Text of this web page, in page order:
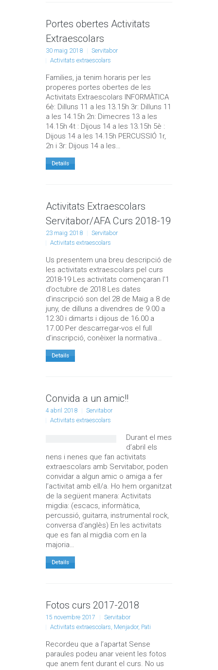
Portes obertes Activitats
Extraescolars
30 maig 2018
Servitabor
Activitats extraescolars
Families, ja tenim horaris per les
properes portes obertes de les
Activitats Extraescolars INFORMÀTICA
6è: Dilluns 11 a les 13.15h 3r: Dilluns 11
a les 14.15h 2n: Dimecres 13 a les
14.15h 4t : Dijous 14 a les 13.15h 5è :
Dijous 14 a les 14.15h PERCUSSIÓ 1r,
2n i 3r: Dijous 14 a les…
Details
Activitats Extraescolars
Servitabor/AFA Curs 2018-19
23 maig 2018
Servitabor
Activitats extraescolars
Us presentem una breu descripció de
les activitats extraescolars pel curs
2018-19 Les activitats començaran l’1
d’octubre de 2018 Les dates
d’inscripció son del 28 de Maig a 8 de
juny, de dilluns a divendres de 9.00 a
12.30 i dimarts i dijous de 16.00 a
17.00 Per descarregar-vos el full
d’inscripció, conèixer la normativa…
Details
Convida a un amic!!
4 abril 2018
Servitabor
Activitats extraescolars
Durant el mes
d’abril els
nens i nenes que fan activitats
extraescolars amb Servitabor, poden
convidar a algun amic o amiga a fer
l’activitat amb ell/a. Ho hem organitzat
de la següent manera: Activitats
migdia: (escacs, informàtica,
percussió, guitarra, instrumental rock,
conversa d’anglès) En les activitats
que es fan al migdia com en la
majoria…
Details
Fotos curs 2017-2018
15 novembre 2017
Servitabor
Activitats extraescolars, Menjador, Pati
Recordeu que a l’apartat Sense
paraules podeu anar veient les fotos
que anem fent durant el curs. No us